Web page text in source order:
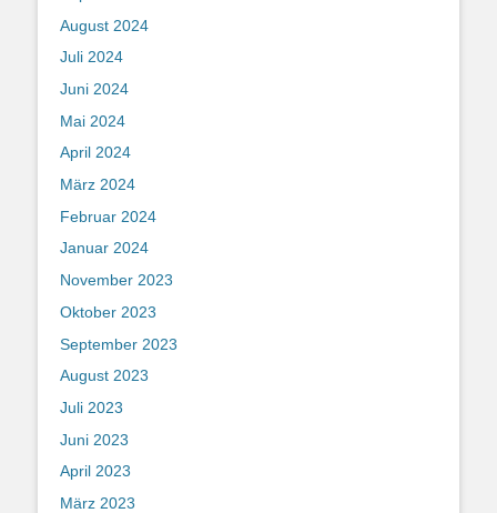
August 2024
Juli 2024
Juni 2024
Mai 2024
April 2024
März 2024
Februar 2024
Januar 2024
November 2023
Oktober 2023
September 2023
August 2023
Juli 2023
Juni 2023
April 2023
März 2023